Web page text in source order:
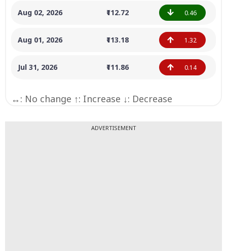
Aug 02, 2026 ₹112.72 0.46
Aug 01, 2026 ₹113.18 1.32
Jul 31, 2026 ₹111.86 0.14
↔: No change ↑: Increase ↓: Decrease
ADVERTISEMENT